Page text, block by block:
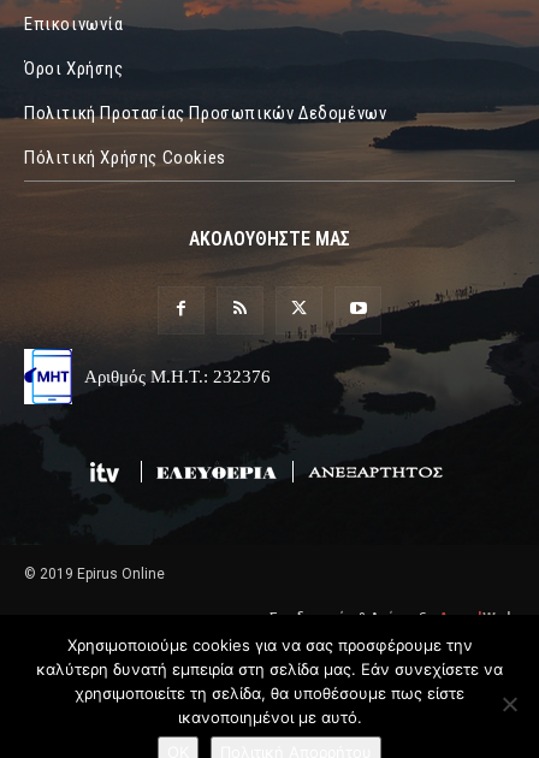
Επικοινωνία
Όροι Χρήσης
Πολιτική Προτασίας Προσωπικών Δεδομένων
Πόλιτική Χρήσης Cookies
ΑΚΟΛΟΥΘΗΣΤΕ ΜΑΣ
Αριθμός Μ.Η.Τ.: 232376
© 2019 Epirus Online
Σχεδιασμός & Ανάπτυξη AngelWeb
Χρησιμοποιούμε cookies για να σας προσφέρουμε την
καλύτερη δυνατή εμπειρία στη σελίδα μας. Εάν συνεχίσετε να
χρησιμοποιείτε τη σελίδα, θα υποθέσουμε πως είστε
ικανοποιημένοι με αυτό.